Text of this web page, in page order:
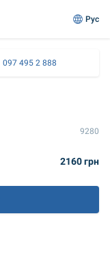
Рус
097 495 2 888
9280
2160 грн